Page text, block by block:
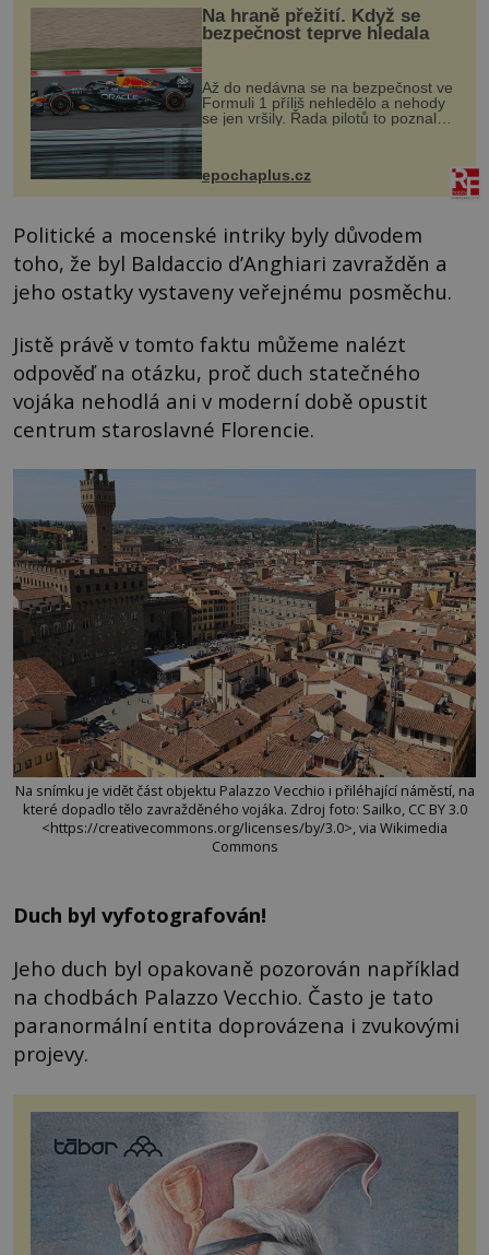
Na hraně přežití. Když se
bezpečnost teprve hledala
Až do nedávna se na bezpečnost ve
Formuli 1 příliš nehledělo a nehody
se jen vršily. Řada pilotů to poznala
na vlastní kůži, často s trvalými
následky nebo bohužel i ztrátou
života. Dnes nepochopiteln...
epochaplus.cz
Politické a mocenské intriky byly důvodem
toho, že byl Baldaccio d’Anghiari zavražděn a
jeho ostatky vystaveny veřejnému posměchu.
Jistě právě v tomto faktu můžeme nalézt
odpověď na otázku, proč duch statečného
vojáka nehodlá ani v moderní době opustit
centrum staroslavné Florencie.
Na snímku je vidět část objektu Palazzo Vecchio i přiléhající náměstí, na
které dopadlo tělo zavražděného vojáka. Zdroj foto: Sailko, CC BY 3.0
<https://creativecommons.org/licenses/by/3.0>, via Wikimedia
Commons
Duch byl vyfotografován!
Jeho duch byl opakovaně pozorován například
na chodbách Palazzo Vecchio. Často je tato
paranormální entita doprovázena i zvukovými
projevy.